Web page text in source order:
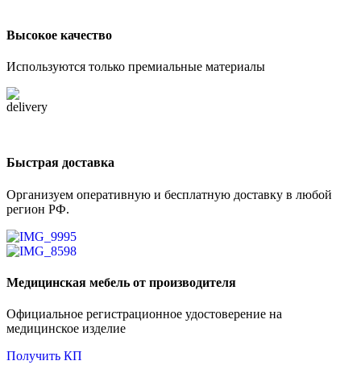
Высокое качество
Используются только премиальные материалы
Быстрая доставка
Организуем оперативную и бесплатную доставку в любой
регион РФ.
Медицинская мебель от производителя
Официальное регистрационное удостоверение на
медицинское изделие
Получить КП